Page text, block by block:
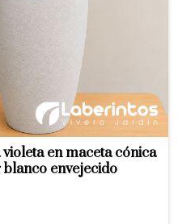
en maceta cónica
envejecido